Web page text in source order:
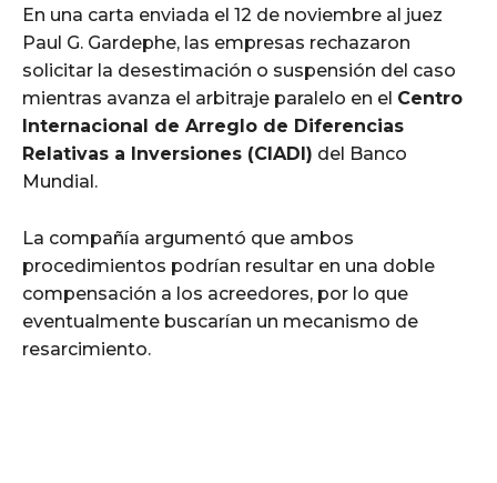
En una carta enviada el 12 de noviembre al juez
Paul G. Gardephe, las empresas rechazaron
solicitar la desestimación o suspensión del caso
mientras avanza el arbitraje paralelo en el Centro
Internacional de Arreglo de Diferencias
Relativas a Inversiones (CIADI) del Banco
Mundial.
La compañía argumentó que ambos
procedimientos podrían resultar en una doble
compensación a los acreedores, por lo que
eventualmente buscarían un mecanismo de
resarcimiento.